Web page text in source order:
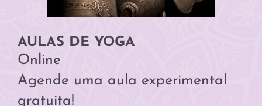
AULAS DE YOGA
Online
Agende uma aula experimental
gratuita!